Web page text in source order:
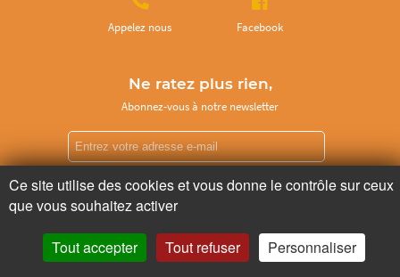
Appelez nous Facebook
Ne ratez plus rien,
Abonnez-vous à notre newsletter
Je m’inscris
Pour votre santé, mangez au moins cinq fruits et légumes par jour.
Ce site utilise des cookies et vous donne le contrôle sur ceux
que vous souhaitez activer
Tout accepter Tout refuser Personnaliser